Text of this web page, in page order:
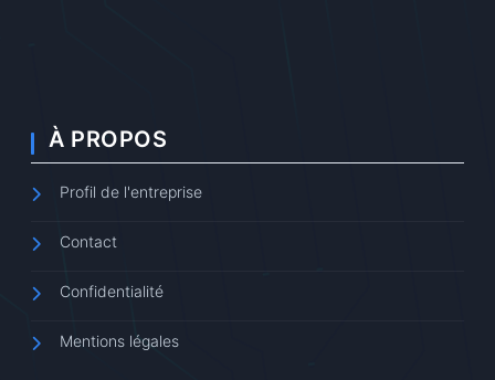
À PROPOS
Profil de l'entreprise
Contact
Confidentialité
Mentions légales